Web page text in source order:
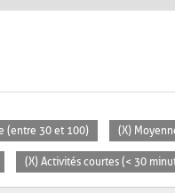
(entre 30 et 100) (X)
(X) Activités courtes (< 30